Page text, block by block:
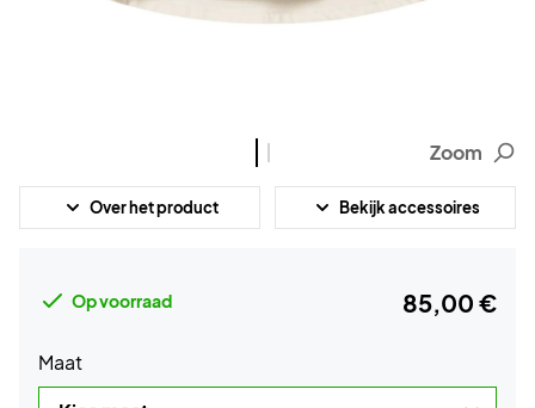
Zoom
Over het product Bekijk accessoires
Op voorraad 85,00 €
Maat